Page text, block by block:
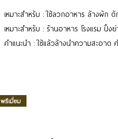
เหมาะสำหรับ : ใช้ลวกอาหาร ล้างผั
เหมาะสำหรับ : ร้านอาหาร โรงแรม ปิ้
คำแนะนำ : ใช้แล้วล้างนำความสะอาด
พรีเมี่ยม